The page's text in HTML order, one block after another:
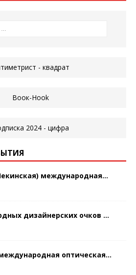
международная...
дизайнерских очков ...
оптическая...